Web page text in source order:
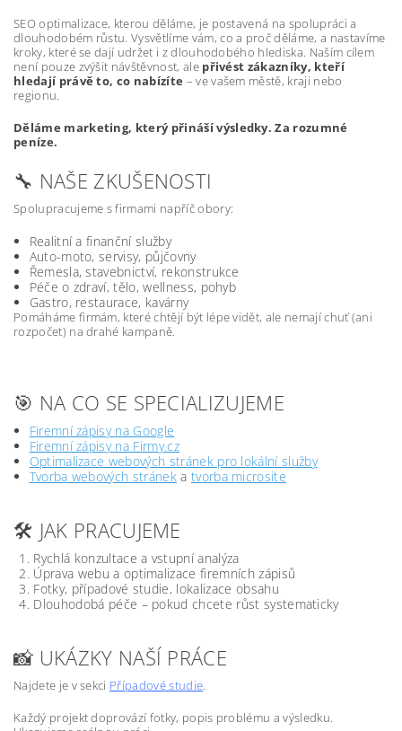
SEO optimalizace, kterou děláme, je postavená na spolupráci a
dlouhodobém růstu. Vysvětlíme vám, co a proč děláme, a nastavíme
kroky, které se dají udržet i z dlouhodobého hlediska. Naším cílem
není pouze zvýšit návštěvnost, ale přivést zákazníky, kteří
hledají právě to, co nabízíte – ve vašem městě, kraji nebo
regionu.
Děláme marketing, který přináší výsledky. Za rozumné
peníze.
🔧 NAŠE ZKUŠENOSTI
Spolupracujeme s firmami napříč obory:
Realitní a finanční služby
Auto-moto, servisy, půjčovny
Řemesla, stavebnictví, rekonstrukce
Péče o zdraví, tělo, wellness, pohyb
Gastro, restaurace, kavárny
Pomáháme firmám, které chtějí být lépe vidět, ale nemají chuť (ani
rozpočet) na drahé kampaně.
🎯 NA CO SE SPECIALIZUJEME
Firemní zápisy na Google
Firemní zápisy na Firmy.cz
Optimalizace webových stránek pro lokální služby
Tvorba webových stráneka tvorba microsite
🛠️ JAK PRACUJEME
Rychlá konzultace a vstupní analýza
Úprava webu a optimalizace firemních zápisů
Fotky, případové studie, lokalizace obsahu
Dlouhodobá péče – pokud chcete růst systematicky
📸 UKÁZKY NAŠÍ PRÁCE
Najdete je v sekci Případové studie.
Každý projekt doprovází fotky, popis problému a výsledku.